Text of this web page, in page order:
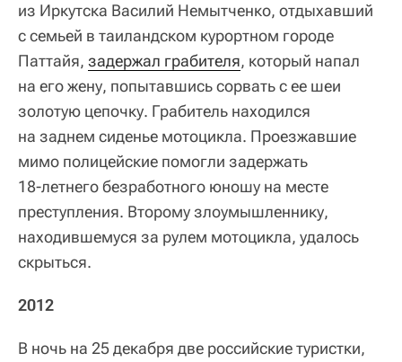
из Иркутска Василий Немытченко, отдыхавший
с семьей в таиландском курортном городе
Паттайя, задержал грабителя, который напал
на его жену, попытавшись сорвать с ее шеи
золотую цепочку. Грабитель находился
на заднем сиденье мотоцикла. Проезжавшие
мимо полицейские помогли задержать
18‑летнего безработного юношу на месте
преступления. Второму злоумышленнику,
находившемуся за рулем мотоцикла, удалось
скрыться.
2012
В ночь на 25 декабря две российские туристки,